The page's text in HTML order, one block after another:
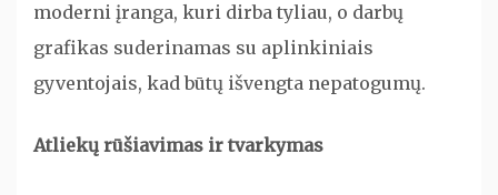
moderni įranga, kuri dirba tyliau, o darbų
grafikas suderinamas su aplinkiniais
gyventojais, kad būtų išvengta nepatogumų.
Atliekų rūšiavimas ir tvarkymas